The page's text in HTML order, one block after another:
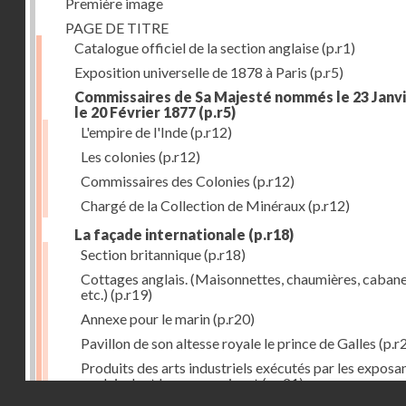
PAGE DE TITRE
Catalogue officiel de la section anglaise(p.r1)
Exposition universelle de 1878 à Paris (p.r5)
Commissaires de Sa Majesté nommés le 23
le 20 Février 1877 (p.r5)
L'empire de l'Inde(p.r12)
Les colonies (p.r12)
Commissaires des Colonies (p.r12)
Chargé de la Collection de Minéraux(p.r12)
La façade internationale (p.r18)
Section britannique(p.r18)
Cottages anglais. (Maisonnettes, chaumières,
etc.) (p.r19)
Annexe pour le marin(p.r20)
Pavillon de son altesse royale le prince de Galles
Produits des arts industriels exécutés par les
anglais dont les noms suivent(p.r21)